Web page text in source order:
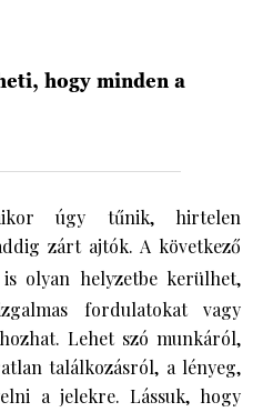
hogy minden a
úgy tűnik, hirtelen
zárt ajtók. A következő
olyan helyzetbe kerülhet,
fordulatokat vagy
Lehet szó munkáról,
találkozásról, a lényeg,
a jelekre. Lássuk, hogy